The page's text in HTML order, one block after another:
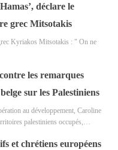
déclare le
grec Mitsotakis
Kyriakos Mitsotakis : " On ne
les remarques
sur les Palestiniens
au développement, Caroline
palestiniens occupés,…
et chrétiens européens